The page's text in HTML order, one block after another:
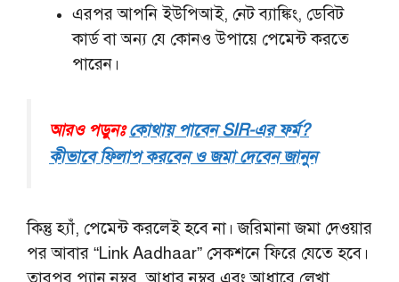
এরপর আপনি ইউপিআই, নেট ব্যাঙ্কিং, ডেবিট
কার্ড বা অন্য যে কোনও উপায়ে পেমেন্ট করতে
পারেন।
আরও পড়ুনঃ কোথায় পাবেন SIR-এর ফর্ম?
কীভাবে ফিলাপ করবেন ও জমা দেবেন জানুন
কিন্তু হ্যাঁ, পেমেন্ট করলেই হবে না। জরিমানা জমা দেওয়ার
পর আবার “Link Aadhaar” সেকশনে ফিরে যেতে হবে।